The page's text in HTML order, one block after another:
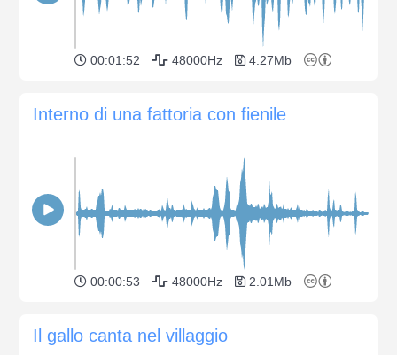
00:01:52 48000Hz 4.27Mb
Interno di una fattoria con fienile
00:00:53 48000Hz 2.01Mb
Il gallo canta nel villaggio